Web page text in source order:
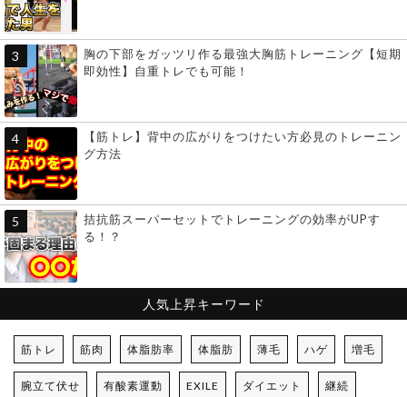
胸の下部をガッツリ作る最強大胸筋トレーニング【短期
即効性】自重トレでも可能！
【筋トレ】背中の広がりをつけたい方必見のトレーニン
グ方法
拮抗筋スーパーセットでトレーニングの効率がUPす
る！？
人気上昇キーワード
筋トレ 筋肉 体脂肪率 体脂肪 薄毛 ハゲ 増毛
腕立て伏せ 有酸素運動 EXILE ダイエット 継続